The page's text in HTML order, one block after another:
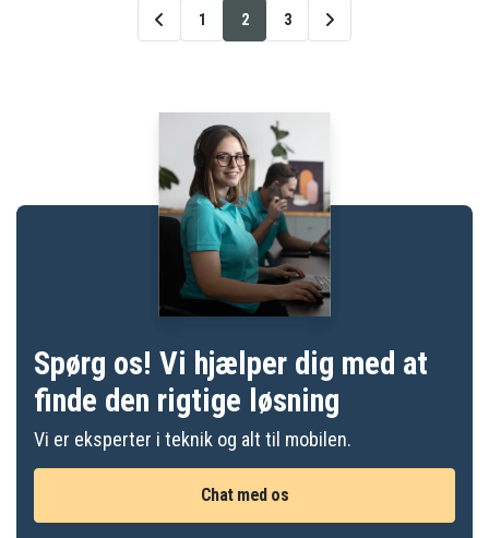
1 2 3
Spørg os! Vi hjælper dig med at
finde den rigtige løsning
Vi er eksperter i teknik og alt til mobilen.
Chat med os